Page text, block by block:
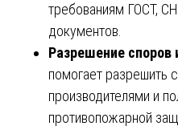
требованиям ГОСТ,
документов.
Разрешение споров
помогает разрешить
производителями и
противопожарной